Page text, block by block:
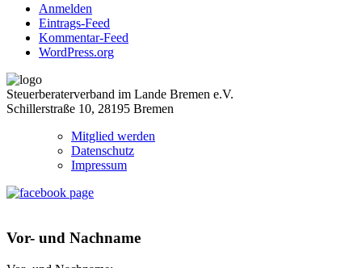
Anmelden
Eintrags-Feed
Kommentar-Feed
WordPress.org
Steuerberaterverband im Lande Bremen e.V.
Schillerstraße 10, 28195 Bremen
Mitglied werden
Datenschutz
Impressum
Vor- und Nachname